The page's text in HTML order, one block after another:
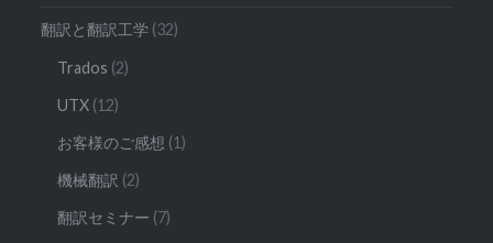
翻訳と翻訳工学 (32)
Trados (2)
UTX (12)
お客様のご感想 (1)
機械翻訳 (2)
翻訳セミナー (7)